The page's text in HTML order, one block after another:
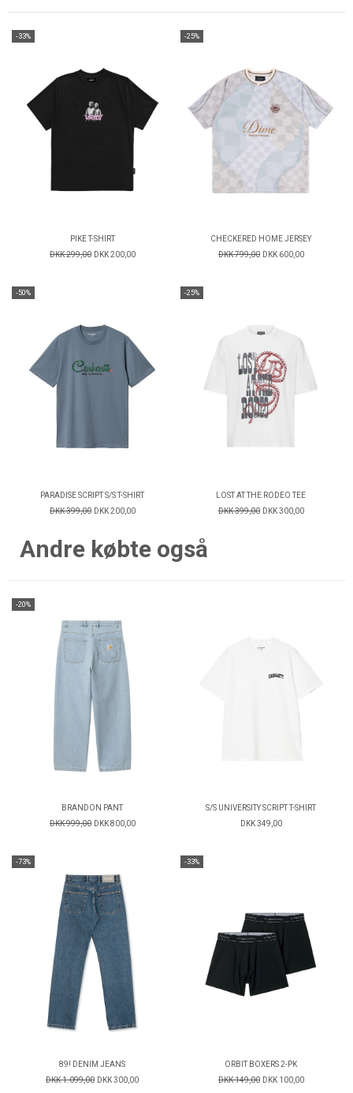
-33%
PIKE T-SHIRT
DKK 299,00 DKK 200,00
-25%
CHECKERED HOME JERSEY
DKK 799,00 DKK 600,00
-50%
PARADISE SCRIPT S/S T-SHIRT
DKK 399,00 DKK 200,00
-25%
LOST AT THE RODEO TEE
DKK 399,00 DKK 300,00
Andre købte også
-20%
BRANDON PANT
DKK 999,00 DKK 800,00
S/S UNIVERSITY SCRIPT T-SHIRT
DKK 349,00
-73%
89! DENIM JEANS
DKK 1.099,00 DKK 300,00
-33%
ORBIT BOXERS 2-PK
DKK 149,00 DKK 100,00